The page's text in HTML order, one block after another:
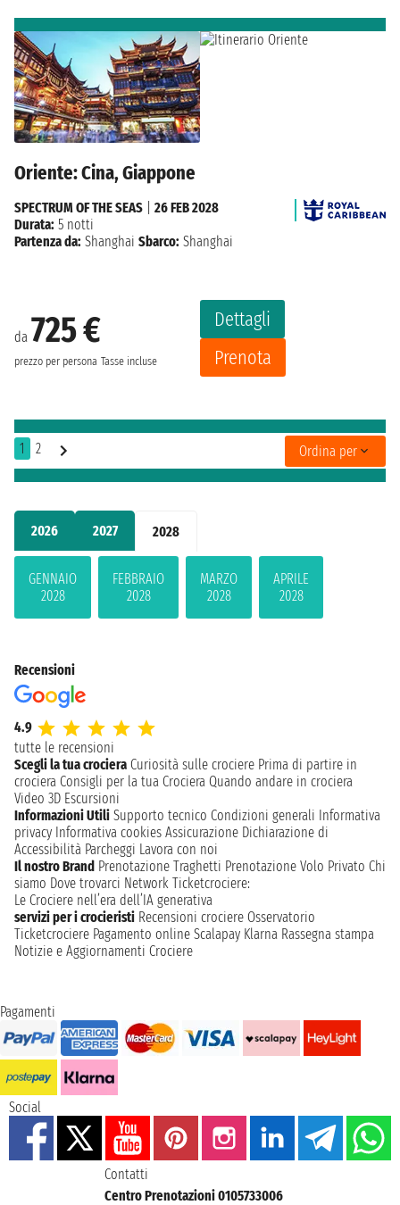
2026 2027 2028
GENNAIO
2028
FEBBRAIO
2028
MARZO
2028
APRILE
2028
Oriente: Cina, Giappone
da 725 €
prezzo per persona Tasse incluse
Dettagli
Prenota
SPECTRUM OF THE SEAS
26 FEB 2028
Durata: 5 notti
Partenza da: Shanghai Sbarco: Shanghai
1 2 Ordina per
Recensioni
4.9
tutte le recensioni
Scegli la tua crociera Curiosità sulle crociere Prima di partire in
crociera Consigli per la tua Crociera Quando andare in crociera
Video 3D Escursioni
Informazioni Utili Supporto tecnico Condizioni generali Informativa
privacy Informativa cookies Assicurazione Dichiarazione di
Accessibilità Parcheggi Lavora con noi
Il nostro Brand Prenotazione Traghetti Prenotazione Volo Privato Chi
siamo Dove trovarci Network Ticketcrociere:
Le Crociere nell’era dell’IA generativa
servizi per i crocieristi Recensioni crociere Osservatorio
Ticketcrociere Pagamento online Scalapay Klarna Rassegna stampa
Notizie e Aggiornamenti Crociere
Pagamenti
Social
Contatti
Centro Prenotazioni 0105733006